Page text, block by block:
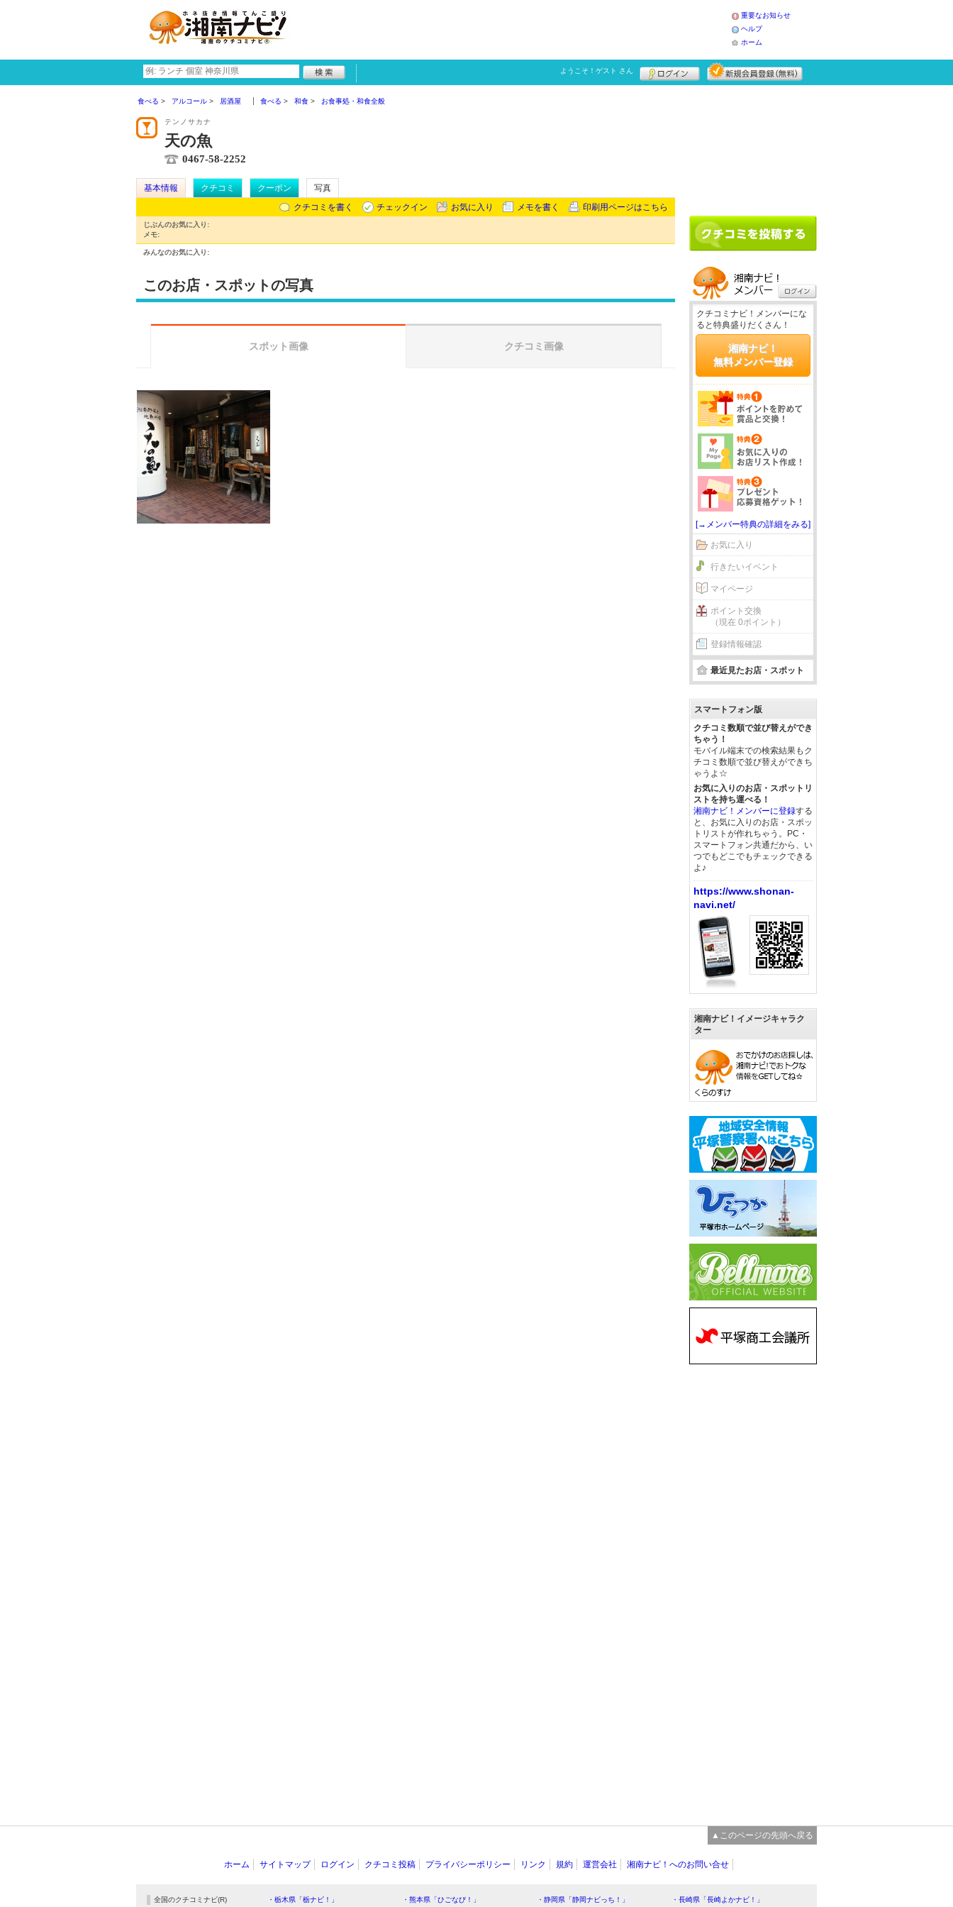
重要なお知らせ
ヘルプ
ホーム
ようこそ！ ゲスト さん
食べる アルコール 居酒屋 食べる 和食 お食事処・和食全般
テンノサカナ
天の魚
0467-58-2252
基本情報 クチコミ クーポン
写真
クチコミを書く
チェックイン お気に入り メモを書く 印刷用ページはこちら
じぶんのお気に入り:
メモ:
みんなのお気に入り:
このお店・スポットの写真
スポット画像 クチコミ画像
クチコミナビ！メンバーにな
ると特典盛りだくさん！
湘南ナビ！
無料メンバー登録
[→メンバー特典の詳細をみる]
お気に入り
行きたいイベント
マイページ
ポイント交換
（現在 0ポイント）
登録情報確認
最近見たお店・スポット
スマートフォン版
クチコミ数順で並び替えができ
ちゃう！
モバイル端末での検索結果もク
チコミ数順で並び替えができち
ゃうよ☆
お気に入りのお店・スポットリ
ストを持ち運べる！
湘南ナビ！メンバーに登録する
と、お気に入りのお店・スポッ
トリストが作れちゃう。PC・
スマートフォン共通だから、い
つでもどこでもチェックできる
よ♪
https://www.shonan-
navi.net/
湘南ナビ！イメージキャラク
ター
▲このページの先頭へ戻る
ホーム サイトマップ ログイン クチコミ投稿 プライバシーポリシー リンク 規約 運営会社 湘南ナビ！へのお問い合せ
全国のクチコミナビ(R) ・栃木県「栃ナビ！」 ・熊本県「ひごなび！」 ・静岡県「静岡ナビっち！」 ・長崎県「長崎よかナビ！」